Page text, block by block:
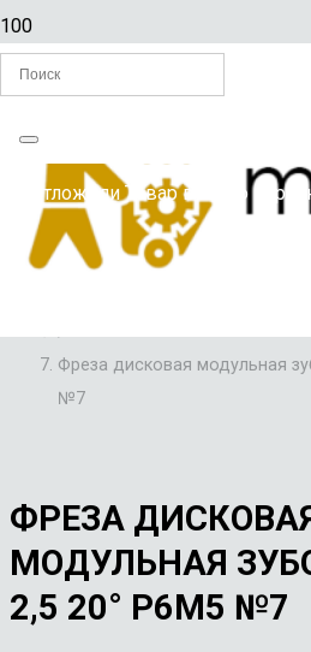
Вы отложилиТоварв свою
Главная
/
ФРЕЗЫ
Фреза дисковая модульная
№7
ФРЕЗА
МОДУЛЬНАЯ
2,5 20° Р6М5 №7